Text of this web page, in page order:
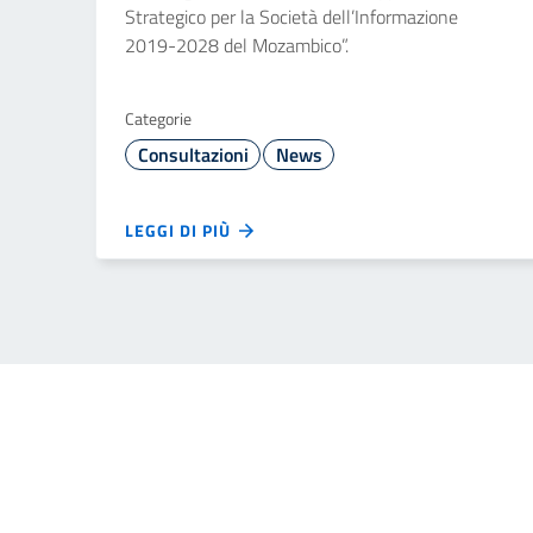
Strategico per la Società dell’Informazione
2019-2028 del Mozambico”.
Categorie
Consultazioni News
LEGGI DI PIÙ